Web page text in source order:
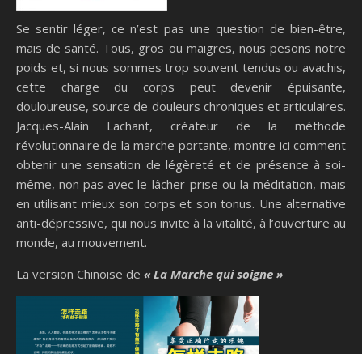
Se sentir léger, ce n’est pas une question de bien-être,
mais de santé. Tous, gros ou maigres, nous pesons notre
poids et, si nous sommes trop souvent tendus ou avachis,
cette charge du corps peut devenir épuisante,
douloureuse, source de douleurs chroniques et articulaires.
Jacques-Alain Lachant, créateur de la méthode
révolutionnaire de la marche portante, montre ici comment
obtenir une sensation de légèreté et de présence à soi-
même, non pas avec le lâcher-prise ou la méditation, mais
en utilisant mieux son corps et son tonus. Une alternative
anti-dépressive, qui nous invite à la vitalité, à l’ouverture au
monde, au mouvement.
La version Chinoise de « La Marche qui soigne »